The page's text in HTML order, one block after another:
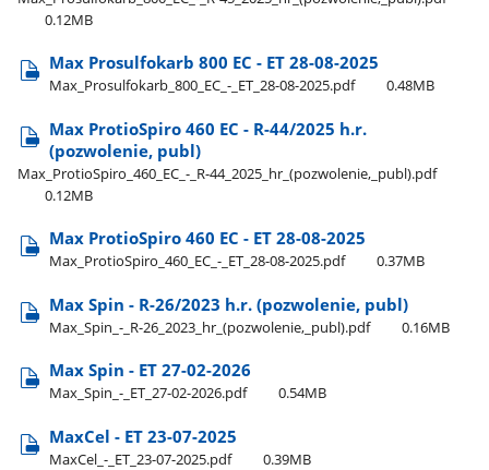
0.12MB
Max Prosulfokarb 800 EC - ET 28-08-2025
Max​_Prosulfokarb​_800​_EC​_-​_ET​_28-08-2025.pdf 0.48MB
Max ProtioSpiro 460 EC - R-44/2025 h.r.
(pozwolenie, publ)
Max​_ProtioSpiro​_460​_EC​_-​_R-44​_2025​_hr​_(pozwolenie,​_publ).pdf
0.12MB
Max ProtioSpiro 460 EC - ET 28-08-2025
Max​_ProtioSpiro​_460​_EC​_-​_ET​_28-08-2025.pdf 0.37MB
Max Spin - R-26/2023 h.r. (pozwolenie, publ)
Max​_Spin​_-​_R-26​_2023​_hr​_(pozwolenie,​_publ).pdf 0.16MB
Max Spin - ET 27-02-2026
Max​_Spin​_-​_ET​_27-02-2026.pdf 0.54MB
MaxCel - ET 23-07-2025
MaxCel​_-​_ET​_23-07-2025.pdf 0.39MB